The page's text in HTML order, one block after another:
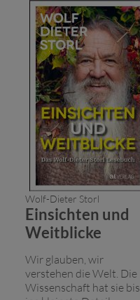
Wolf-Dieter Storl
Einsichten und
Weitblicke
Wir glauben, wir
verstehen die Welt. Die
Wissenschaft hat sie bis